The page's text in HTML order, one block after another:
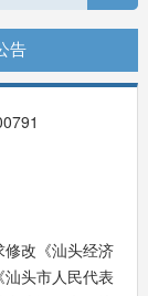
告
改《汕头经济
头市人民代表